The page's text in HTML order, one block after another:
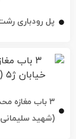
پل رودباری
(شهید